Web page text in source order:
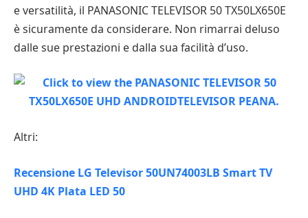
e versatilità, il PANASONIC TELEVISOR 50 TX50LX650E
è sicuramente da considerare. Non rimarrai deluso
dalle sue prestazioni e dalla sua facilità d’uso.
Altri:
Recensione LG Televisor 50UN74003LB Smart TV
UHD 4K Plata LED 50